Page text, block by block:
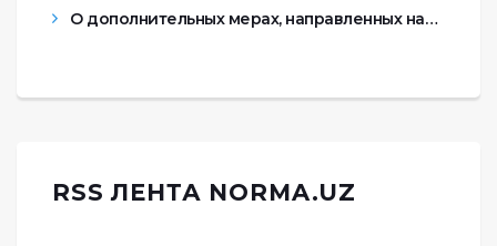
О дополнительных мерах, направленных на…
RSS ЛЕНТА NORMA.UZ